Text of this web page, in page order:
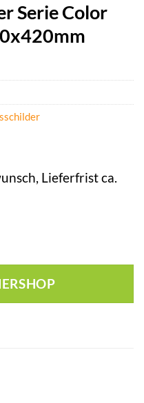
Serie Color
Lieferfrist ca.